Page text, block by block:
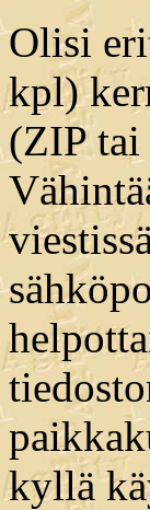
Olisi
kpl)
(ZIP tai
kyllä